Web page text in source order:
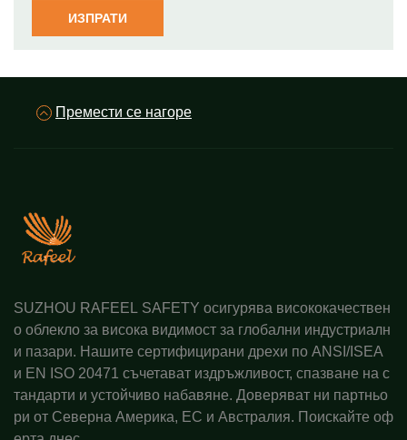
ИЗПРАТИ
Премести се нагоре
SUZHOU RAFEEL SAFETY осигурява висококачествен
о облекло за висока видимост за глобални индустриалн
и пазари. Нашите сертифицирани дрехи по ANSI/ISEA
и EN ISO 20471 съчетават издръжливост, спазване на с
тандарти и устойчиво набавяне. Доверяват ни партньо
ри от Северна Америка, ЕС и Австралия. Поискайте оф